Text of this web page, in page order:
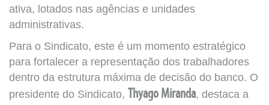
ativa, lotados nas agências e unidades
administrativas.
Para o Sindicato, este é um momento estratégico
para fortalecer a representação dos trabalhadores
dentro da estrutura máxima de decisão do banco. O
presidente do Sindicato, Thyago Miranda, destaca a